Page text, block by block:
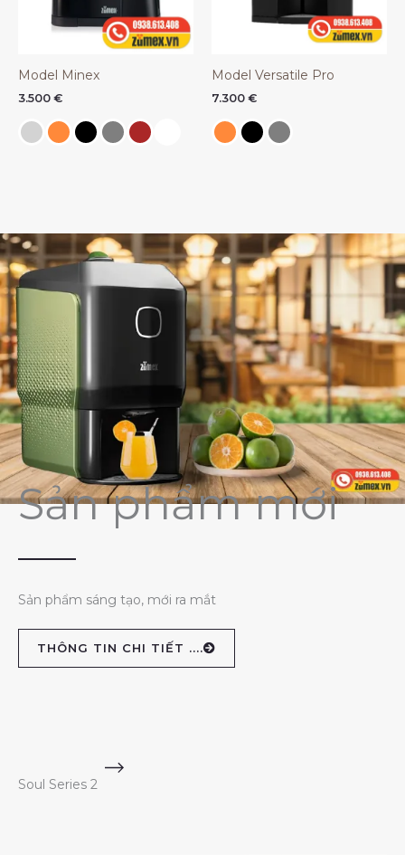
Model Minex
3.500 €
Model Versatile Pro
7.300 €
Sản phẩm mới
Sản phẩm sáng tạo, mới ra mắt
THÔNG TIN CHI TIẾT ....
Soul Series 2